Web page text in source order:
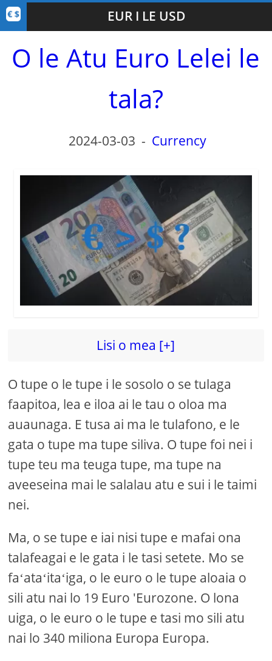
EUR I LE USD
O le Atu Euro Lelei le
tala?
2024-03-03 - Currency
Lisi o mea [+]
O tupe o le tupe i le sosolo o se tulaga
faapitoa, lea e iloa ai le tau o oloa ma
auaunaga. E tusa ai ma le tulafono, e le
gata o tupe ma tupe siliva. O tupe foi nei i
tupe teu ma teuga tupe, ma tupe na
aveeseina mai le salalau atu e sui i le taimi
nei.
Ma, o se tupe e iai nisi tupe e mafai ona
talafeagai e le gata i le tasi setete. Mo se
faʻataʻitaʻiga, o le euro o le tupe aloaia o
sili atu nai lo 19 Euro 'Eurozone. O lona
uiga, o le euro o le tupe e tasi mo sili atu
nai lo 340 miliona Europa Europa.